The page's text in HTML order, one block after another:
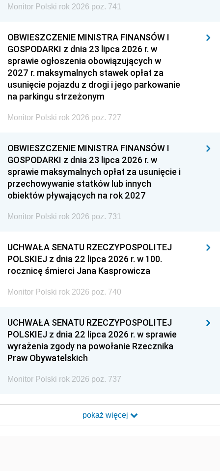
Monitor Polski rok 2026 poz. 741
OBWIESZCZENIE MINISTRA FINANSÓW I
GOSPODARKI z dnia 23 lipca 2026 r. w
sprawie ogłoszenia obowiązujących w
2027 r. maksymalnych stawek opłat za
usunięcie pojazdu z drogi i jego parkowanie
na parkingu strzeżonym
Monitor Polski rok 2026 poz. 727
OBWIESZCZENIE MINISTRA FINANSÓW I
GOSPODARKI z dnia 23 lipca 2026 r. w
sprawie maksymalnych opłat za usunięcie i
przechowywanie statków lub innych
obiektów pływających na rok 2027
Monitor Polski rok 2026 poz. 731
UCHWAŁA SENATU RZECZYPOSPOLITEJ
POLSKIEJ z dnia 22 lipca 2026 r. w 100.
rocznicę śmierci Jana Kasprowicza
Monitor Polski rok 2026 poz. 740
UCHWAŁA SENATU RZECZYPOSPOLITEJ
POLSKIEJ z dnia 22 lipca 2026 r. w sprawie
wyrażenia zgody na powołanie Rzecznika
Praw Obywatelskich
Monitor Polski rok 2026 poz. 737
pokaż więcej